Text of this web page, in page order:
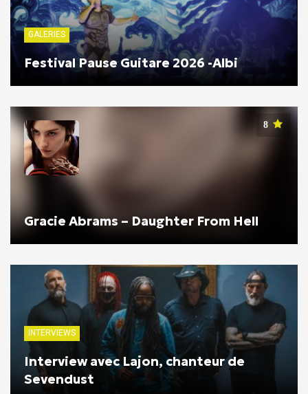
GALERIES
Festival Pause Guitare 2026 -Albi
8
Gracie Abrams – Daughter From Hell
INTERVIEWS
Interview avec Lajon, chanteur de
Sevendust